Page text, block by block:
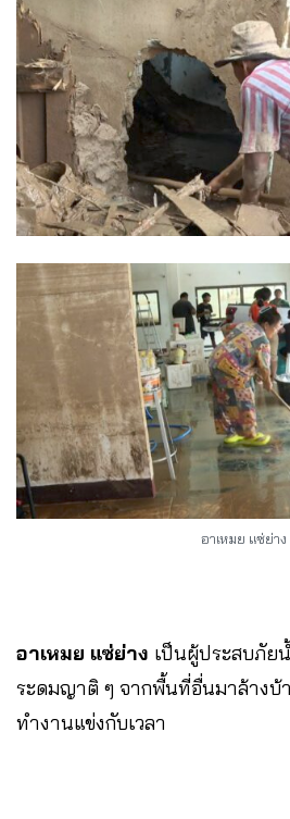
อาเหมย แซ่ย่าง
อาเหมย แซ่ย่าง เป็นผู้ประสบภัย
ระดมญาติ ๆ จากพื้นที่อื่นมาล้างบ้
ทำงานแข่งกับเวลา